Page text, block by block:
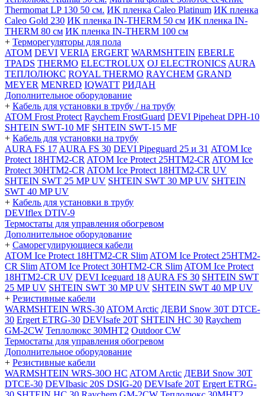
Thermomat LP 130 50 cм. ИК пленка Caleo Platinum ИК пленка
Caleo Gold 230 ИК пленка IN-THERM 50 см ИК пленка IN-
THERM 80 см ИК пленка IN-THERM 100 см
+ Терморегуляторы для пола
ATOM DEVI VERIA ERGERT WARMSHTEIN EBERLE
TPADS THERMO ELECTROLUX OJ ELECTRONICS AURA
ТЕПЛОЛЮКС ROYAL THERMO RAYCHEM GRAND
MEYER MENRED IQWATT РИДАН
Дополнительное оборудование
+ Кабель для установки в трубу / на трубу
ATOM Frost Protect Raychem FrostGuard DEVI Pipeheat DPH-10
SHTEIN SWT-10 MF SHTEIN SWT-15 MF
+ Кабель для установки на трубу
AURA FS 17 AURA FS 30 DEVI Pipeguard 25 и 31 ATOM Ice
Protect 18HTM2-CR ATOM Ice Protect 25HTM2-CR ATOM Ice
Protect 30HTM2-CR ATOM Ice Protect 18HTM2-CR UV
SHTEIN SWT 25 MP UV SHTEIN SWT 30 MP UV SHTEIN
SWT 40 MP UV
+ Кабель для установки в трубу
DEVIflex DTIV-9
Термостаты для управления обогревом
Дополнительное оборудование
+ Саморегулирующиеся кабели
ATOM Ice Protect 18HTM2-CR Slim ATOM Ice Protect 25HTM2-
CR Slim ATOM Ice Protect 30HTM2-CR Slim ATOM Ice Protect
18HTM2-CR UV DEVI Iceguard 18 AURA FS 30 SHTEIN SWT
25 MP UV SHTEIN SWT 30 MP UV SHTEIN SWT 40 MP UV
+ Резистивные кабели
WARMSHTEIN WRS-30 ATOM Arctic ДЕВИ Snow 30T DTCE-
30 Ergert ETRG-30 DEVIsafe 20T SHTEIN HC 30 Raychem
GM-2CW Теплолюкс 30МНТ2 Outdoor CW
Термостаты для управления обогревом
Дополнительное оборудование
+ Резистивные кабели
WARMSHTEIN WRS-30O HC ATOM Arctic ДЕВИ Snow 30T
DTCE-30 DEVIbasic 20S DSIG-20 DEVIsafe 20T Ergert ETRG-